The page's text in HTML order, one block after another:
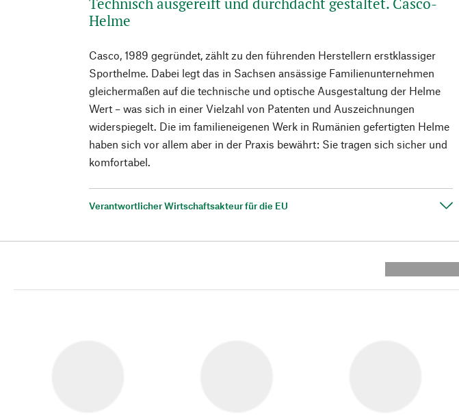
Helme
Casco, 1989 gegründet, zählt zu den führenden Herstellern erstklassiger
Sporthelme. Dabei legt das in Sachsen ansässige Familienunternehmen
gleichermaßen auf die technische und optische Ausgestaltung der Helme
Wert – was sich in einer Vielzahl von Patenten und Auszeichnungen
widerspiegelt. Die im familieneigenen Werk in Rumänien gefertigten Helme
haben sich vor allem aber in der Praxis bewährt: Sie tragen sich sicher und
komfortabel.
Verantwortlicher Wirtschaftsakteur für die EU